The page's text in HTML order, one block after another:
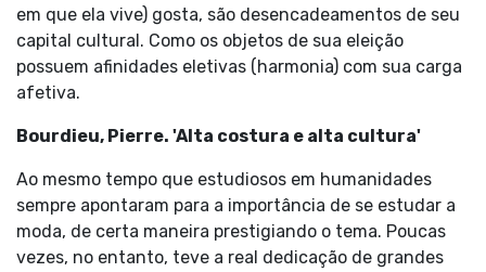
em que ela vive) gosta, são desencadeamentos de seu
capital cultural. Como os objetos de sua eleição
possuem afinidades eletivas (harmonia) com sua carga
afetiva.
Bourdieu, Pierre. 'Alta costura e alta cultura'
Ao mesmo tempo que estudiosos em humanidades
sempre apontaram para a importância de se estudar a
moda, de certa maneira prestigiando o tema. Poucas
vezes, no entanto, teve a real dedicação de grandes